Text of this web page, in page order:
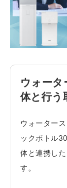
ウォータ
体と行う
ウォーター
ックボトル
体と連携し
す。